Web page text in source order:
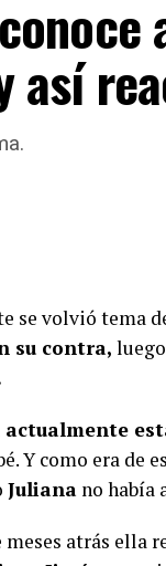
así
se volvió tema
su contra,
actualmente
Y como era de
Juliana no había
atrás ella